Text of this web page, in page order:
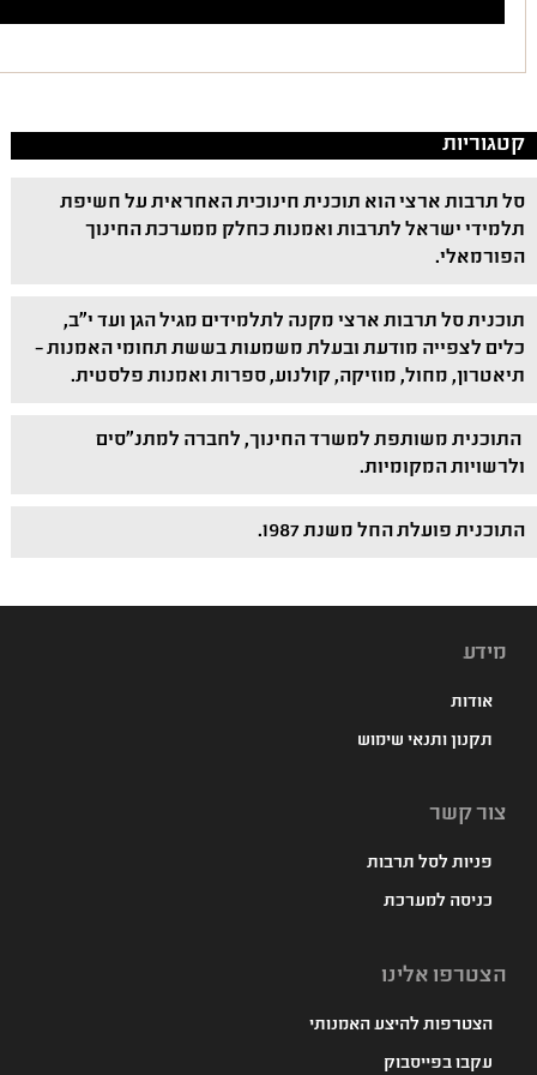
קטגוריות
סל תרבות ארצי הוא תוכנית חינוכית האחראית על חשיפת
תלמידי ישראל לתרבות ואמנות כחלק ממערכת החינוך
הפורמאלי.
תוכנית סל תרבות ארצי מקנה לתלמידים מגיל הגן ועד י"ב,
כלים לצפייה מודעת ובעלת משמעות בששת תחומי האמנות –
תיאטרון, מחול, מוזיקה, קולנוע, ספרות ואמנות פלסטית.
התוכנית משותפת למשרד החינוך, לחברה למתנ"סים
ולרשויות המקומיות.
התוכנית פועלת החל משנת 1987.
מידע
אודות
תקנון ותנאי שימוש
צור קשר
פניות לסל תרבות
כניסה למערכת
הצטרפו אלינו
הצטרפות להיצע האמנותי
עקבו בפייסבוק